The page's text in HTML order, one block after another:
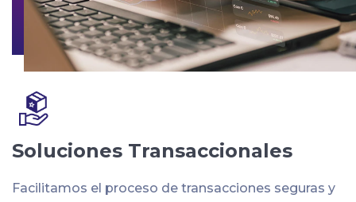
Soluciones Transaccionales
Facilitamos el proceso de transacciones seguras y